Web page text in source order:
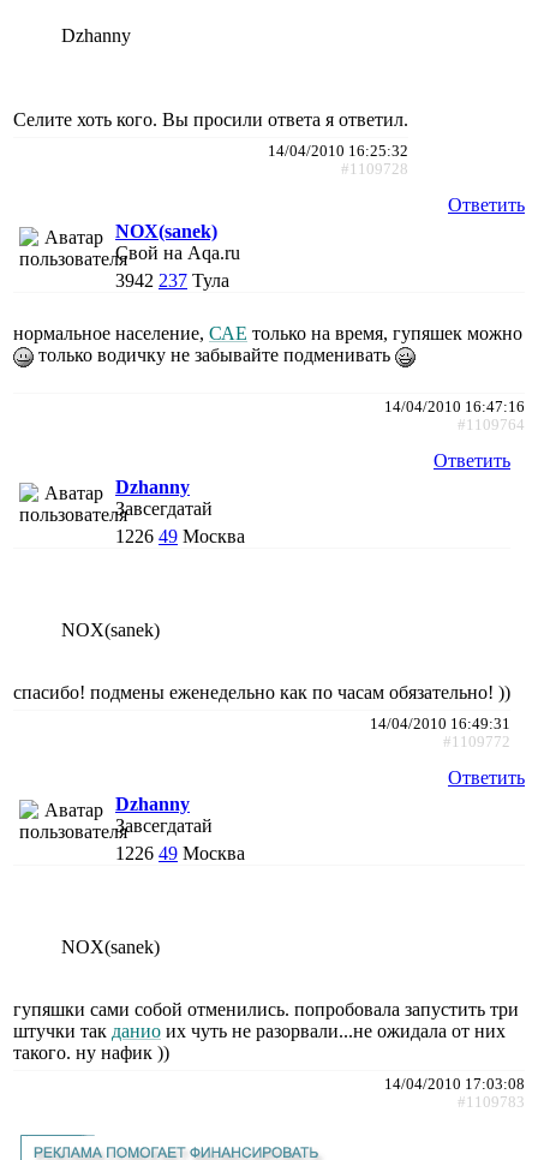
Dzhanny
Селите хоть кого. Вы просили ответа я ответил.
14/04/2010 16:25:32
#1109728
Ответить
NOX(sanek)
Свой на Aqa.ru
3942 237 Тула
нормальное население, САЕ только на время, гупяшек можно
только водичку не забывайте подменивать
14/04/2010 16:47:16
#1109764
Ответить
Dzhanny
Завсегдатай
1226 49 Москва
NOX(sanek)
спасибо! подмены еженедельно как по часам обязательно! ))
14/04/2010 16:49:31
#1109772
Ответить
Dzhanny
Завсегдатай
1226 49 Москва
NOX(sanek)
гупяшки сами собой отменились. попробовала запустить три
штучки так данио их чуть не разорвали...не ожидала от них
такого. ну нафик ))
14/04/2010 17:03:08
#1109783